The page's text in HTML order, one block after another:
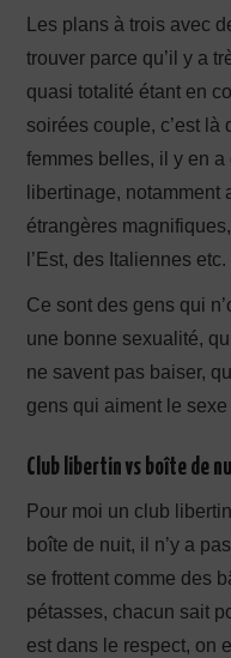
Les plans à trois avec
trouver parce qu’il y a
quasi totalité étant en
soirées couple, c’est là
femmes belles, il y en
libertinage, notamment
étrangères
l’Est, des Italiennes etc.
Ce sont des gens qui
une bonne sexualité,
ne savent pas baiser,
gens qui aiment le
Club libertin vs boîte de
Pour moi un club
boîte de nuit, il n’y a
se frottent comme des
pétasses, chacun sait
est dans le respect, on